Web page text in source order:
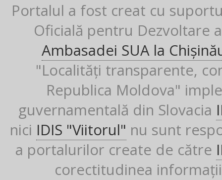
Portalul a fost creat cu
Oficială pentru Dezvoltare
Ambasadei SUA la
"Localități transparente,
Republica Moldova"
guvernamentală din Slovacia
nici IDIS "Viitorul" nu sunt
a portalurilor create de către
corectitudinea